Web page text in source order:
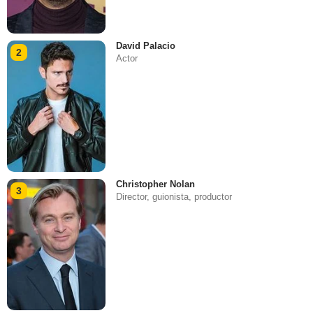
2
David Palacio
Actor
3
Christopher Nolan
Director, guionista, productor